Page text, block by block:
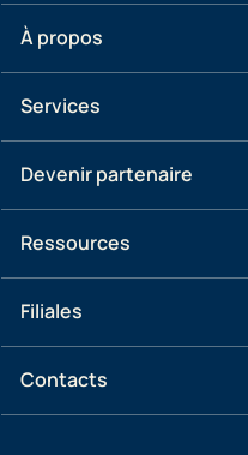
À propos
Services
Devenir partenaire
Ressources
Filiales
Contacts